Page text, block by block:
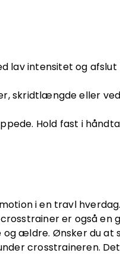
lav intensitet og
skridtlængde eller
Hold fast i
i en travl
er også en
og ældre. Ønsker du at
crosstraineren.